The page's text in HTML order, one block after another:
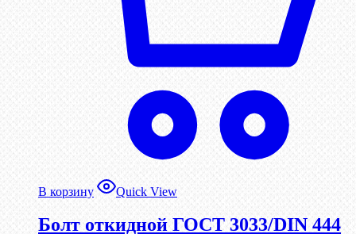
В корзину Quick View
Болт откидной ГОСТ 3033/DIN 444